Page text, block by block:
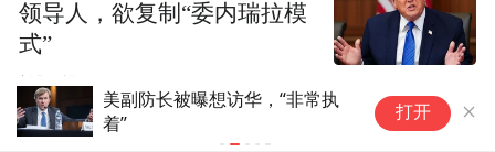
乌总统候选人逼宫，给泽连斯基
11天时间，支持率已反超，断
打开
领导人，欲复制“委内瑞拉模
式”
新华日报